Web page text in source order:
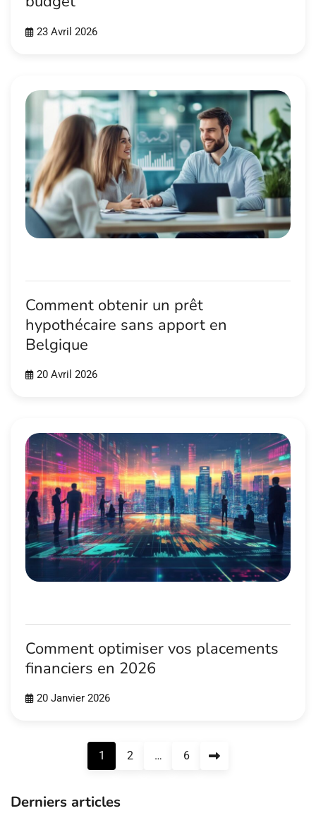
23 Avril 2026
Comment obtenir un prêt
hypothécaire sans apport en
Belgique
20 Avril 2026
Comment optimiser vos placements
financiers en 2026
20 Janvier 2026
publications
1 2 … 6
Derniers articles